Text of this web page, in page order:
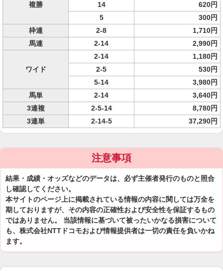
複勝
14
620円
5
300円
枠連
2-8
1,710円
馬連
2-14 2,990円
ワイド
2-14
1,180円
2-5
530円
5-14
3,980円
馬単
2-14
3,640円
3連複
2-5-14
8,780円
3連単
2-14-5 37,290円
注意事項
結果・成績・オッズなどのデータは、必ず主催者発行のものと照合
し確認してください。
本サイトのページ上に掲載されている情報の内容に関しては万全を
期しておりますが、その内容の正確性および安全性を保証するもの
ではありません。 当該情報に基づいて被ったいかなる損害について
も、株式会社NTTドコモおよび情報提供者は一切の責任を負いかね
ます。